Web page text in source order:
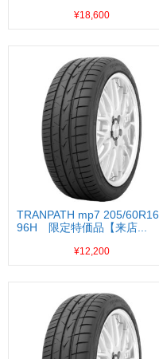
¥18,600
TRANPATH mp7 205/60R16
96H 限定特価品【来店...
¥12,200